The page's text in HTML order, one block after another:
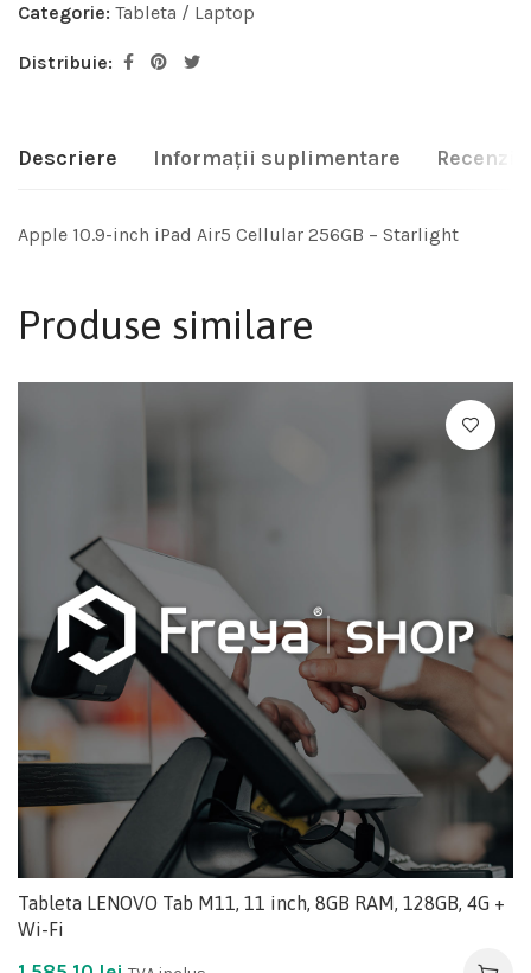
Categorie: Tableta / Laptop
Distribuie:
Descriere Informații suplimentare Recenzii
Apple 10.9-inch iPad Air5 Cellular 256GB – Starlight
Produse similare
Tableta LENOVO Tab M11, 11 inch, 8GB RAM, 128GB, 4G +
Wi-Fi